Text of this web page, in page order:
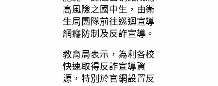
高風險之國中生，由衛
生局團隊前往巡迴宣導
網癮防制及反詐宣導。
教育局表示，為利各校
快速取得反詐宣導資
源，特別於官網設置反